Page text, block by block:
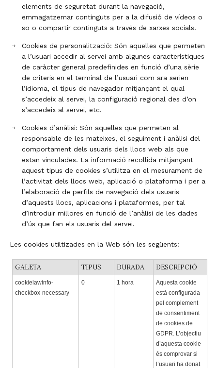
elements de seguretat durant la navegació,
emmagatzemar continguts per a la difusió de vídeos o
so o compartir continguts a través de xarxes socials.
Cookies de personalització: Són aquelles que permeten
a l’usuari accedir al servei amb algunes característiques
de caràcter general predefinides en funció d’una sèrie
de criteris en el terminal de l’usuari com ara serien
l’idioma, el tipus de navegador mitjançant el qual
s’accedeix al servei, la configuració regional des d’on
s’accedeix al servei, etc.
Cookies d’anàlisi: Són aquelles que permeten al
responsable de les mateixes, el seguiment i anàlisi del
comportament dels usuaris dels llocs web als que
estan vinculades. La informació recollida mitjançant
aquest tipus de cookies s’utilitza en el mesurament de
l’activitat dels llocs web, aplicació o plataforma i per a
l’elaboració de perfils de navegació dels usuaris
d’aquests llocs, aplicacions i plataformes, per tal
d’introduir millores en funció de l’anàlisi de les dades
d’ús que fan els usuaris del servei.
Les cookies utiltizades en la Web són les següents:
GALETA TIPUS DURADA DESCRIPCIÓ
cookielawinfo-
checkbox-necessary
0 1 hora
Aquesta cookie
està configurada
pel complement
de consentiment
de cookies de
GDPR. L’objectiu
d’aquesta cookie
és comprovar si
l’usuari ha donat